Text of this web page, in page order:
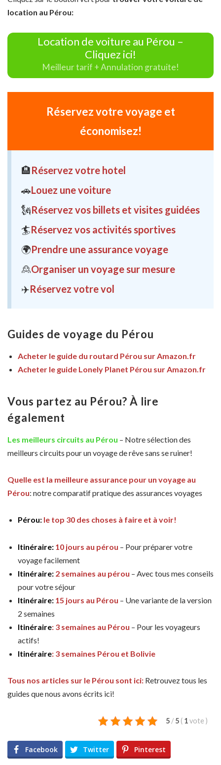
location au Pérou:
Location de voiture au Pérou –
Cliquez ici!
Meilleur tarif + Annulation gratuite!
Réservez votre voyage et
économisez!
🏨Réservez votre hotel
🚗Louez une voiture
🗽Réservez vos billets et visites guidées
🏄Réservez vos activités sportives
🌍Prendre une assurance voyage
🙎Organiser un voyage sur mesure
✈️Réservez votre vol
Guides de voyage du Pérou
Acheter le guide du routard Pérou sur Amazon.fr
Acheter le guide Lonely Planet Pérou sur Amazon.fr
Vous partez au Pérou? À lire
également
Les meilleurs circuits au Pérou – Notre sélection des
meilleurs circuits pour un voyage de rêve sans se ruiner!
Quelle est la meilleure assurance pour un voyage au
Pérou: notre comparatif pratique des assurances voyages
Pérou: le top 30 des choses à faire et à voir!
Itinéraire: 10 jours au pérou – Pour préparer votre
voyage facilement
Itinéraire: 2 semaines au pérou – Avec tous mes conseils
pour votre séjour
Itinéraire: 15 jours au Pérou – Une variante de la version
2 semaines
Itinéraire: 3 semaines au Pérou – Pour les voyageurs
actifs!
Itinéraire: 3 semaines Pérou et Bolivie
Tous nos articles sur le Pérou sont ici: Retrouvez tous les
guides que nous avons écrits ici!
5 / 5 ( 1vote )
Facebook Twitter Pinterest